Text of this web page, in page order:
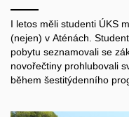
I letos měli studenti ÚKS
(nejen) v Aténách.
pobytu seznamovali se
novořečtiny prohlubovali
během šestitýdenního